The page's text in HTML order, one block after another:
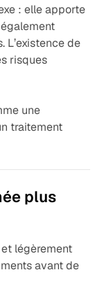
: elle apporte
L’existence de
risques
une
traitement
plus
légèrement
avant de